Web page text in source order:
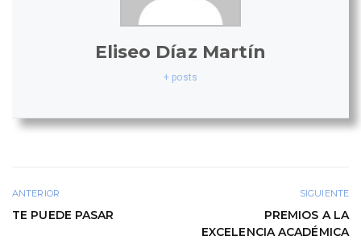
Eliseo Díaz Martín
+ posts
ANTERIOR
TE PUEDE PASAR
SIGUIENTE
PREMIOS A LA
EXCELENCIA ACADÉMICA